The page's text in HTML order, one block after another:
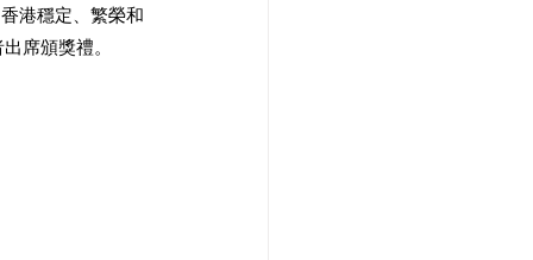
港穩定、繁榮和
席頒獎禮。